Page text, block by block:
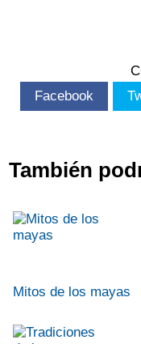
Facebook
También
Mitos de los mayas